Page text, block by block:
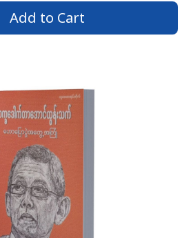
Add to Cart